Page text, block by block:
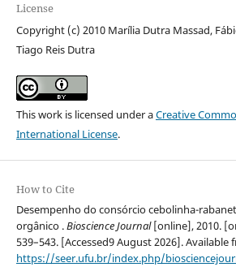
License
Copyright (c) 2010 Marília Dutra Massad,
Tiago Reis Dutra
This work is licensed under aCreative
International License.
How to Cite
Desempenho do consórcio cebolinha-
orgânico .Bioscience Journal[online], 2010.
539–543. [Accessed9 August 2026]. Available
https://seer.ufu.br/index.php/